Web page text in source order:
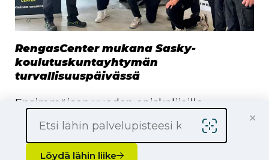
RengasCenter mukana Sasky-
koulutuskuntayhtymän
turvallisuuspäivässä
Ensimmäisen vuoden opiskelijoille
suunnattu turvallisuuspäivä herätti
keskustelua tulevaisuuden autoilijoissa
Sasky-koulutuskuntayhtymä järjesti
Löydä lähin liike
×